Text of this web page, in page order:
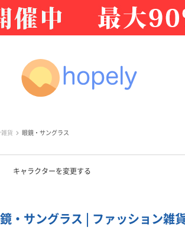
雑貨 眼鏡・サングラス
キャラクターを変更する
・サングラス | ファッション雑